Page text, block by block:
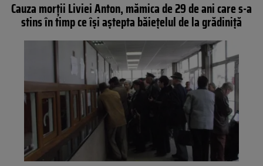
Cauza morții Liviei Anton, mămica de 29 de ani care s-a
stins în timp ce își aștepta băiețelul de la grădiniță